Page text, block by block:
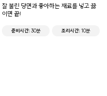
잘 불린 당면과 좋아하는 재료를 넣고 끓
이면 끝!
준비시간 30분 조리시간 10분